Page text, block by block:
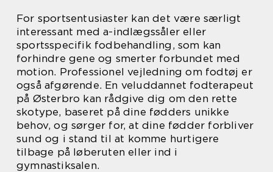
For sportsentusiaster kan det være særligt
interessant med a-indlægssåler eller
sportsspecifik fodbehandling, som kan
forhindre gene og smerter forbundet med
motion. Professionel vejledning om fodtøj er
også afgørende. En veluddannet fodterapeut
på Østerbro kan rådgive dig om den rette
skotype, baseret på dine fødders unikke
behov, og sørger for, at dine fødder forbliver
sund og i stand til at komme hurtigere
tilbage på løberuten eller ind i
gymnastiksalen.